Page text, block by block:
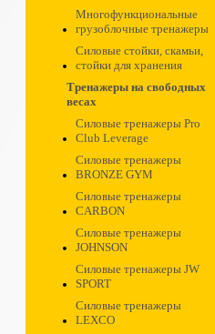
Многофункциональные
грузоблочные тренажеры
Силовые стойки, скамьи,
стойки для хранения
Тренажеры на свободных
весах
Силовые тренажеры Pro
Club Leverage
Силовые тренажеры
BRONZE GYM
Силовые тренажеры
CARBON
Силовые тренажеры
JOHNSON
Силовые тренажеры JW
SPORT
Силовые тренажеры
LEXCO